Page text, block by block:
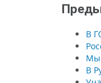
В
Мы
В